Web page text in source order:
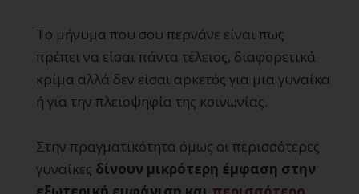
Το μήνυμα που σου περνάνε είναι πως
πρέπει να είσαι πάντα τέλειος, διαφορετικά
κρίμα αλλά δεν είσαι αρκετός για μια γυναίκα
ή για την πλειοψηφία της κοινωνίας.
Στην πραγματικότητα όμως οι περισσότερες
γυναίκες δίνουν μικρότερη έμφαση στην